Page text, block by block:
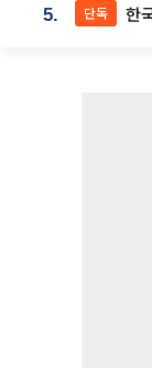
5. 단독 한국